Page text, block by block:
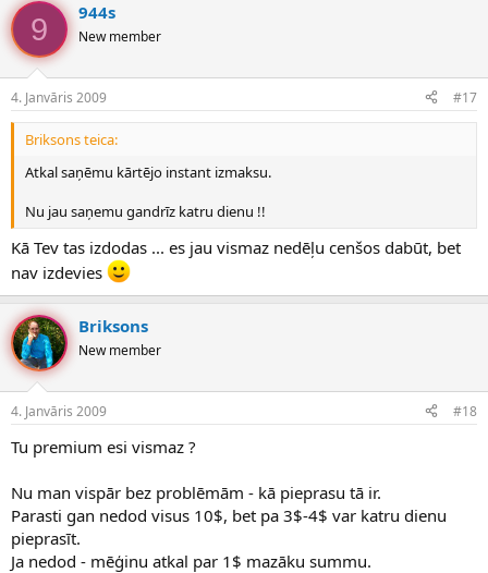
9 944s
New member
4. Janvāris 2009 #17
Briksons teica:
Atkal saņēmu kārtējo instant izmaksu.
Nu jau saņemu gandrīz katru dienu !!
Kā Tev tas izdodas ... es jau vismaz nedēļu cenšos dabūt, bet
nav izdevies
Briksons
New member
4. Janvāris 2009 #18
Tu premium esi vismaz ?
Nu man vispār bez problēmām - kā pieprasu tā ir.
Parasti gan nedod visus 10$, bet pa 3$-4$ var katru dienu
pieprasīt.
Ja nedod - mēģinu atkal par 1$ mazāku summu.